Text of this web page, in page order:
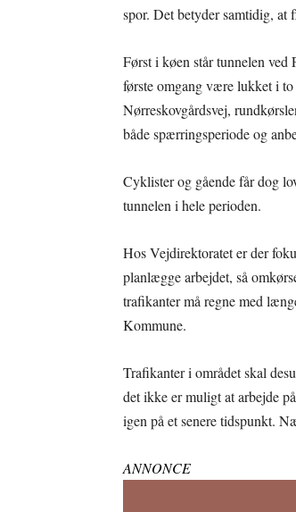
spor. Det betyder samtidig, at
Først i køen står tunnelen ved
første omgang være lukket i to
Nørreskovgårdsvej,
både spærringsperiode og
Cyklister og gående får dog
tunnelen i hele perioden.
Hos Vejdirektoratet er der
planlægge arbejdet, så
trafikanter må regne med
Kommune.
Trafikanter i området skal
det ikke er muligt at arbejde
igen på et senere tidspunkt.
ANNONCE